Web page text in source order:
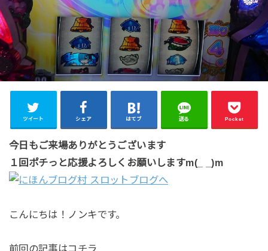
ツイート シェア はてブ 送る Pocket
今日もご来場ありがとうございます
１回ポチっと応援よろしくお願いしますm(_ _)m
こんにちは！ノンキです。